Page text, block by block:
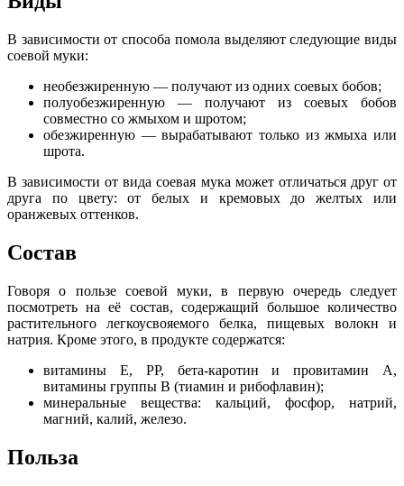
В зависимости от способа помола выделяют следующие виды
соевой муки:
необезжиренную — получают из одних соевых бобов;
полуобезжиренную — получают из соевых бобов
совместно со жмыхом и шротом;
обезжиренную — вырабатывают только из жмыха или
шрота.
В зависимости от вида соевая мука может отличаться друг от
друга по цвету: от белых и кремовых до желтых или
оранжевых оттенков.
Состав
Говоря о пользе соевой муки, в первую очередь следует
посмотреть на её состав, содержащий большое количество
растительного легкоусвояемого белка, пищевых волокн и
натрия. Кроме этого, в продукте содержатся:
витамины Е, PP, бета-каротин и провитамин А,
витамины группы В (тиамин и рибофлавин);
минеральные вещества: кальций, фосфор, натрий,
магний, калий, железо.
Польза